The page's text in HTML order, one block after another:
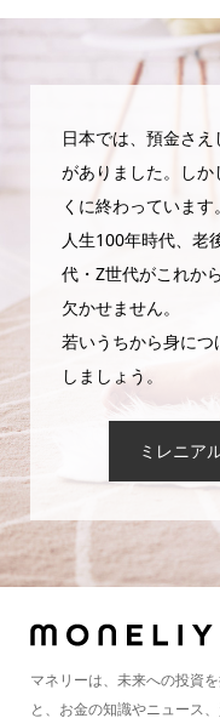
日本では、預金さ
がありました。し
くに終わっています。
人生100年時代、老
代・Z世代がこれか
欠かせません。
若いうちから身に
しましょう。
ミレニア
マネリーは、未来への投資
と、お金の知識やニュース